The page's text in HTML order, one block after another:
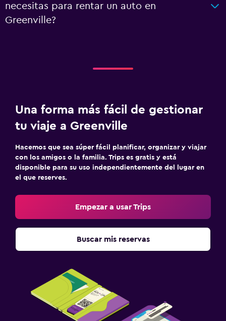
necesitas para rentar un auto en
Greenville?
Una forma más fácil de gestionar
tu viaje a Greenville
Hacemos que sea súper fácil planificar, organizar y viajar
con los amigos o la familia. Trips es gratis y está
disponible para su uso independientemente del lugar en
el que reserves.
Empezar a usar Trips
Buscar mis reservas